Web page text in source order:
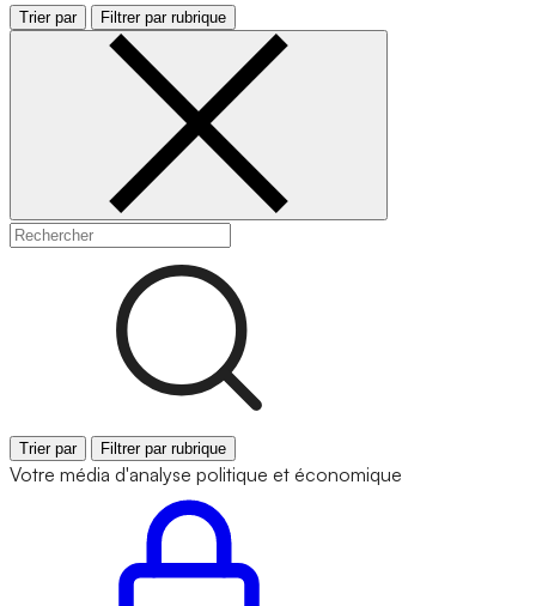
Trier par Filtrer par rubrique
Trier par Filtrer par rubrique
Votre média d'analyse politique et économique